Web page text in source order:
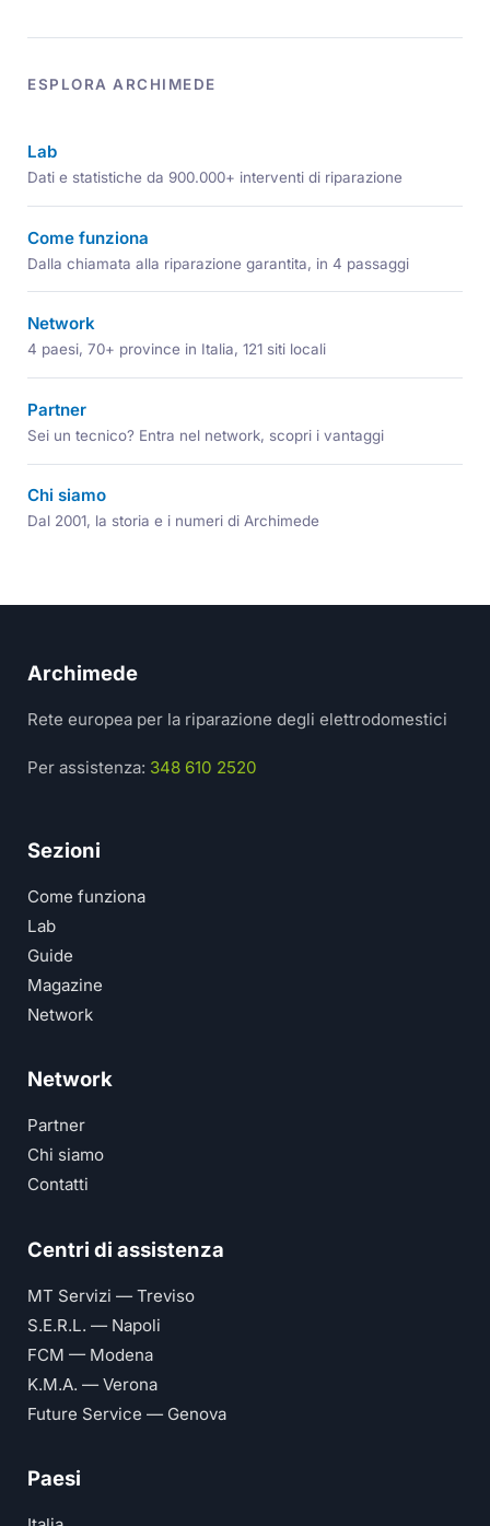
ESPLORA ARCHIMEDE
Lab
Dati e statistiche da 900.000+ interventi di riparazione
Come funziona
Dalla chiamata alla riparazione garantita, in 4 passaggi
Network
4 paesi, 70+ province in Italia, 121 siti locali
Partner
Sei un tecnico? Entra nel network, scopri i vantaggi
Chi siamo
Dal 2001, la storia e i numeri di Archimede
Archimede
Rete europea per la riparazione degli elettrodomestici
Per assistenza: 348 610 2520
Sezioni
Come funziona
Lab
Guide
Magazine
Network
Network
Partner
Chi siamo
Contatti
Centri di assistenza
MT Servizi — Treviso
S.E.R.L. — Napoli
FCM — Modena
K.M.A. — Verona
Future Service — Genova
Paesi